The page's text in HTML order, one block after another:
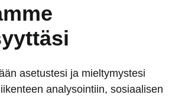
Sähköllä
asetustesi ja mieltymystesi
analysointiin, sosiaalisen